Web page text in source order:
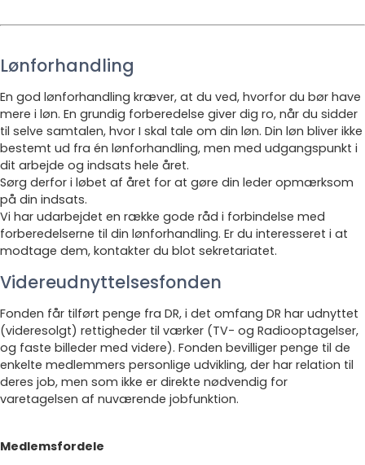
Lønforhandling
En god lønforhandling kræver, at du ved, hvorfor du bør have
mere i løn. En grundig forberedelse giver dig ro, når du sidder
til selve samtalen, hvor I skal tale om din løn. Din løn bliver ikke
bestemt ud fra én lønforhandling, men med udgangspunkt i
dit arbejde og indsats hele året.
Sørg derfor i løbet af året for at gøre din leder opmærksom
på din indsats.
Vi har udarbejdet en række gode råd i forbindelse med
forberedelserne til din lønforhandling. Er du interesseret i at
modtage dem, kontakter du blot sekretariatet.
Videreudnyttelsesfonden
Fonden får tilført penge fra DR, i det omfang DR har udnyttet
(videresolgt) rettigheder til værker (TV- og Radiooptagelser,
og faste billeder med videre). Fonden bevilliger penge til de
enkelte medlemmers personlige udvikling, der har relation til
deres job, men som ikke er direkte nødvendig for
varetagelsen af nuværende jobfunktion.
Medlemsfordele